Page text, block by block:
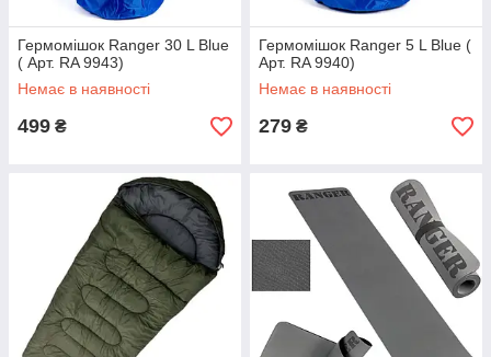
Гермомішок Ranger 30 L Blue
( Арт. RA 9943)
Немає в наявності
499 ₴
Гермомішок Ranger 5 L Blue (
Арт. RA 9940)
Немає в наявності
279 ₴